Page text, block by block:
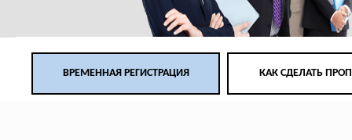
ВРЕМЕННАЯ РЕГИСТРАЦИЯ КАК СДЕЛАТЬ